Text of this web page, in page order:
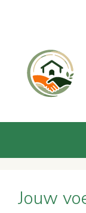
Jouw